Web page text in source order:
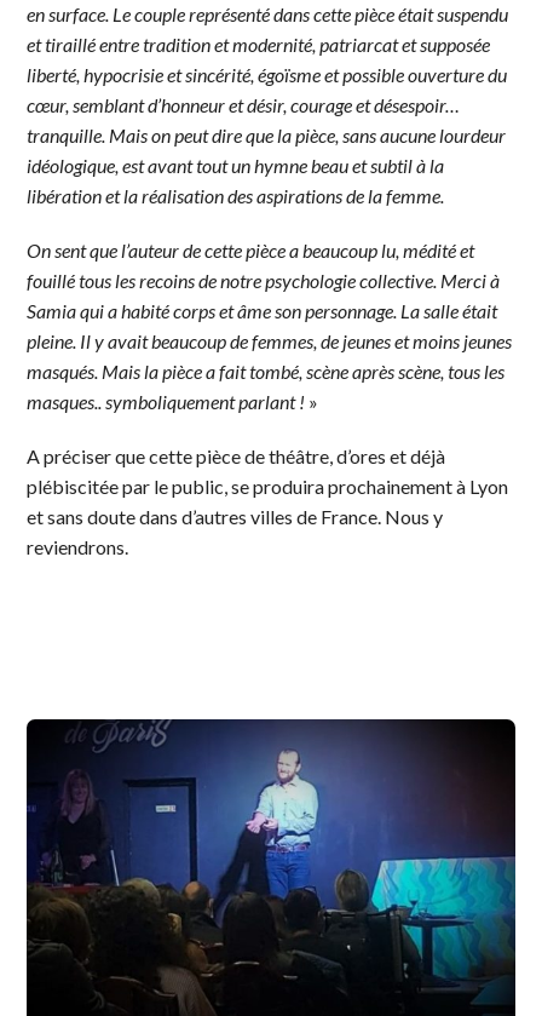
en surface. Le couple représenté dans cette pièce était suspendu
et tiraillé entre tradition et modernité, patriarcat et supposée
liberté, hypocrisie et sincérité, égoïsme et possible ouverture du
cœur, semblant d’honneur et désir, courage et désespoir…
tranquille. Mais on peut dire que la pièce, sans aucune lourdeur
idéologique, est avant tout un hymne beau et subtil à la
libération et la réalisation des aspirations de la femme.
On sent que l’auteur de cette pièce a beaucoup lu, médité et
fouillé tous les recoins de notre psychologie collective. Merci à
Samia qui a habité corps et âme son personnage. La salle était
pleine. Il y avait beaucoup de femmes, de jeunes et moins jeunes
masqués. Mais la pièce a fait tombé, scène après scène, tous les
masques.. symboliquement parlant ! »
A préciser que cette pièce de théâtre, d’ores et déjà
plébiscitée par le public, se produira prochainement à Lyon
et sans doute dans d’autres villes de France. Nous y
reviendrons.